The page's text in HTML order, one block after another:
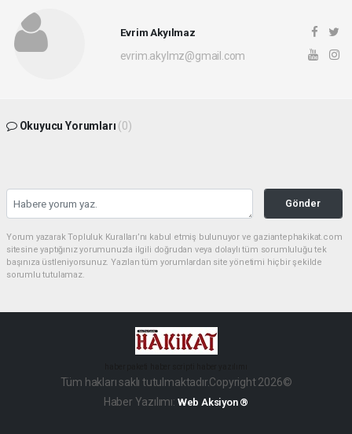
Evrim Akyılmaz
evrim.akylmz@gmail.com
Okuyucu Yorumları (0)
Gönder
Yorum yazarak Topluluk Kuralları’nı kabul etmiş bulunuyor ve gaziantephakikat.com
sitesine yaptığınız yorumunuzla ilgili doğrudan veya dolaylı tüm sorumluluğu tek
başınıza üstleniyorsunuz. Yazılan tüm yorumlardan site yönetimi hiçbir şekilde
sorumlu tutulamaz.
Tüm hakları saklı tutulmaktadır.Copyright 2026©
Haber Yazılımı: Web Aksiyon ®